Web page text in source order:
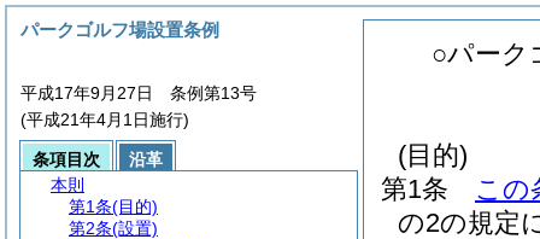
○パーク
(目的)
第1条
この
の2の規定
パークゴルフ場設置条例
平成17年9月27日 条例第13号
(平成21年4月1日施行)
条項目次
沿革
本則
第1条(目的)
第2条(設置)